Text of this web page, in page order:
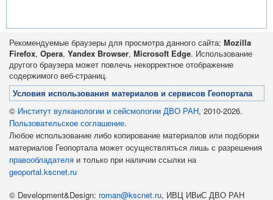
Рекомендуемые браузеры для просмотра данного сайта: Mozilla
Firefox, Opera, Yandex Browser, Microsoft Edge. Использование
другого браузера может повлечь некорректное отображение
содержимого веб-страниц.
Условия использования материалов и сервисов Геопортала
© Институт вулканологии и сейсмологии ДВО РАН, 2010-2026.
Пользовательское соглашение.
Любое использование либо копирование материалов или подборки
материалов Геопортала может осуществляться лишь с разрешения
правообладателя и только при наличии ссылки на
geoportal.kscnet.ru
© Development&Design: roman@kscnet.ru, ИВЦ ИВиС ДВО РАН